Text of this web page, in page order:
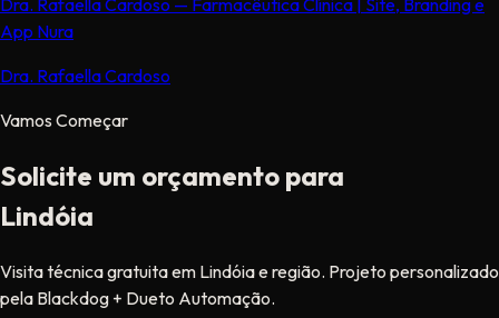
App Nura
Dra. Rafaella Cardoso
Vamos Começar
Solicite um orçamento para
Lindóia
Visita técnica gratuita em Lindóia e região. Projeto personalizado
pela Blackdog + Dueto Automação.